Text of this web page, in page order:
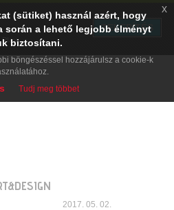
2017. 05. 02.
(sütiket) használ azért, hogy
során a lehető legjobb élményt
biztosítani.
böngészéssel hozzájárulsz a cookie-k
Tudj meg többet
x
TELEPÍTÉS